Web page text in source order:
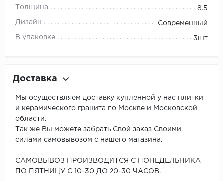
Толщина 8.5
Дизайн Современный
В упаковке 3шт
Доставка
Мы осуществляем доставку купленной у нас плитки
и керамического гранита по Москве и Московской
области.
Так же Вы можете забрать Свой заказ Своими
силами самовывозом с нашего магазина.
САМОВЫВОЗ ПРОИЗВОДИТСЯ С ПОНЕДЕЛЬНИКА
ПО ПЯТНИЦУ С 10-30 ДО 20-30 ЧАСОВ.